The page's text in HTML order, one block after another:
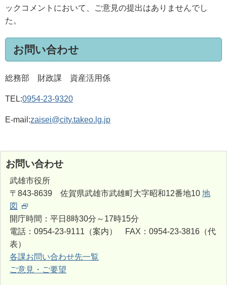
ックコメントにおいて、ご意見の提出はありませんでし
た。
お問い合わせ
総務部 財政課 資産活用係
TEL:0954-23-9320
E-mail:zaisei@city.takeo.lg.jp
お問い合わせ
武雄市役所
〒843-8639 佐賀県武雄市武雄町大字昭和12番地10 地
図
開庁時間：平日8時30分～17時15分
電話：0954-23-9111（案内） FAX：0954-23-3816（代
表）
各課お問い合わせ先一覧
ご意見・ご要望